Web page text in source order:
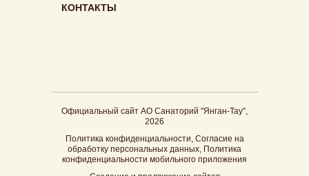
КОНТАКТЫ
Официальный сайт АО Санаторий "Янган-Тау",
2026
Политика конфиденциальности, Согласие на
обработку персональных данных, Политика
конфиденциальности мобильного приложения